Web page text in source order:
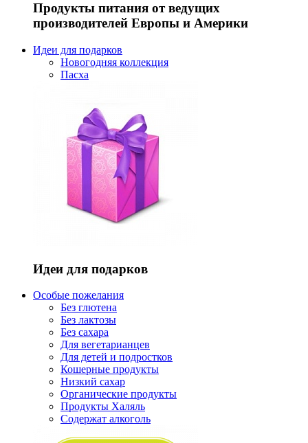
Продукты питания от ведущих
производителей Европы и Америки
Идеи для подарков
Новогодняя коллекция
Пасха
Идеи для подарков
Особые пожелания
Без глютена
Без лактозы
Без сахара
Для вегетарианцев
Для детей и подростков
Кошерные продукты
Низкий сахар
Органические продукты
Продукты Халяль
Содержат алкоголь